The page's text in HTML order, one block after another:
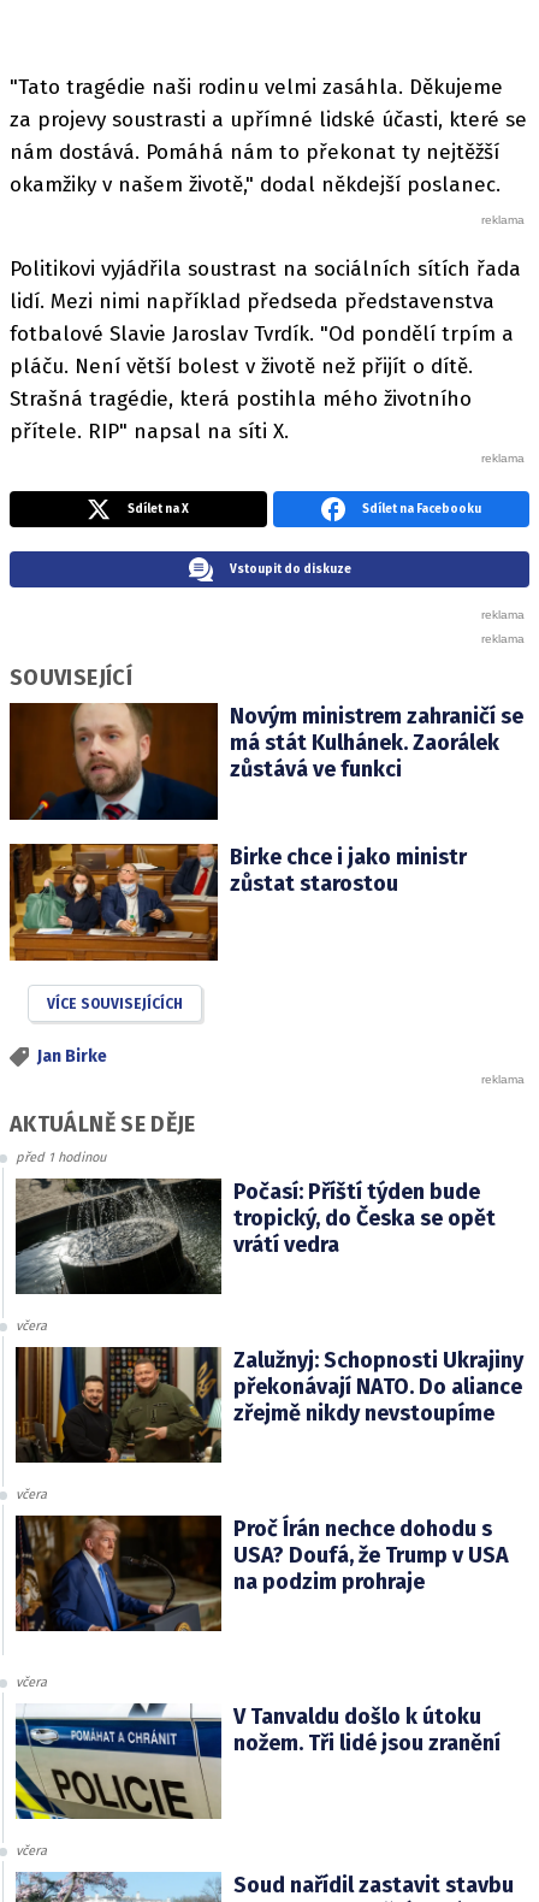
"Tato tragédie naši rodinu velmi zasáhla. Děkujeme
za projevy soustrasti a upřímné lidské účasti, které se
nám dostává. Pomáhá nám to překonat ty nejtěžší
okamžiky v našem životě," dodal někdejší poslanec.
Politikovi vyjádřila soustrast na sociálních sítích řada
lidí. Mezi nimi například předseda představenstva
fotbalové Slavie Jaroslav Tvrdík. "Od pondělí trpím a
pláču. Není větší bolest v životě než přijít o dítě.
Strašná tragédie, která postihla mého životního
přítele. RIP" napsal na síti X.
Sdílet na X Sdílet na Facebooku
Vstoupit do diskuze
SOUVISEJÍCÍ
Novým ministrem zahraničí se
má stát Kulhánek. Zaorálek
zůstává ve funkci
Birke chce i jako ministr
zůstat starostou
VÍCE SOUVISEJÍCÍCH
Jan Birke
AKTUÁLNĚ SE DĚJE
před 1 hodinou
Počasí: Příští týden bude
tropický, do Česka se opět
vrátí vedra
včera
Zalužnyj: Schopnosti Ukrajiny
překonávají NATO. Do aliance
zřejmě nikdy nevstoupíme
včera
Proč Írán nechce dohodu s
USA? Doufá, že Trump v USA
na podzim prohraje
včera
V Tanvaldu došlo k útoku
nožem. Tři lidé jsou zranění
včera
Soud nařídil zastavit stavbu